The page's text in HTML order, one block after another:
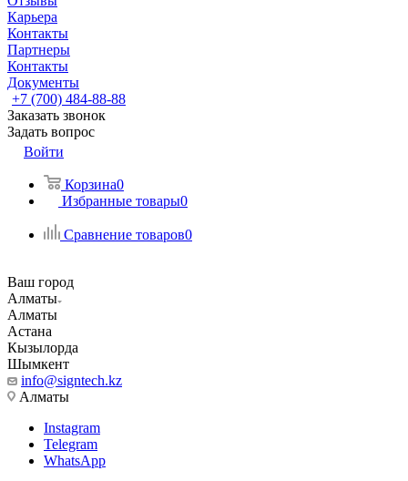
Карьера
Контакты
Партнеры
Контакты
Документы
+7 (700) 484-88-88
Заказать звонок
Задать вопрос
Войти
Корзина0
Избранные товары0
Сравнение товаров0
Ваш город
Алматы
Алматы
Астана
Кызылорда
Шымкент
info@signtech.kz
Алматы
Instagram
Telegram
WhatsApp